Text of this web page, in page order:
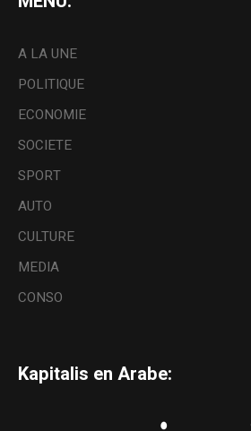
A LA UNE
POLITIQUE
ECONOMIE
SOCIETE
SPORT
AUTO
CULTURE
MEDIA
CONSO
Kapitalis en Arabe: